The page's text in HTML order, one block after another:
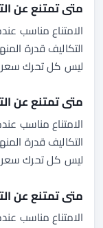
متى تمتنع عن
الامتناع مناسب
التكاليف قدرة
ليس كل تحرك
متى تمتنع عن
الامتناع مناسب
التكاليف قدرة
ليس كل تحرك
متى تمتنع عن
الامتناع مناسب